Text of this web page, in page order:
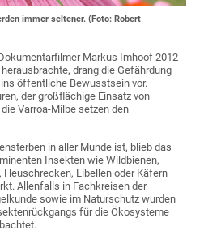
immer seltener. (Foto: Robert
Markus Imhoof 2012
drang die Gefährdung
öffentliche Bewusstsein vor.
der großflächige Einsatz von
Varroa-Milbe setzen den
in aller Munde ist, blieb das
Insekten wie Wildbienen,
Libellen oder Käfern
Allenfalls in Fachkreisen der
sowie im Naturschutz wurden
für die Ökosysteme